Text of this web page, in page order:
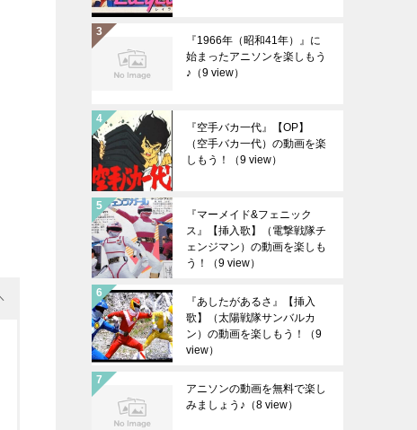
『1966年（昭和41年）』に
始まったアニソンを楽しもう
♪ （9 view）
『空手バカ一代』【OP】
（空手バカ一代）の動画を楽
しもう！
（9 view）
『マーメイド&フェニック
ス』【挿入歌】（電撃戦隊チ
ェンジマン）の動画を楽しも
う！
（9 view）
『あしたがあるさ』【挿入
歌】（太陽戦隊サンバルカ
ン）の動画を楽しもう！
（9
view）
アニソンの動画を無料で楽し
みましょう♪ （8 view）